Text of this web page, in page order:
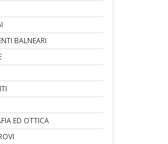
BALNEARI
ED OTTICA